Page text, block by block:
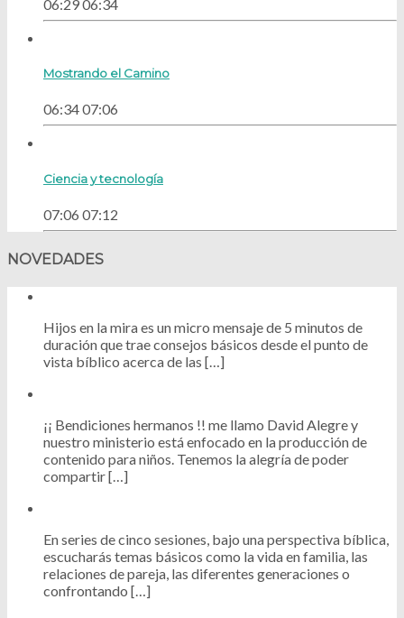
06:2906:34
Mostrando el Camino
06:3407:06
Ciencia y tecnología
07:06 07:12
NOVEDADES
Hijos en la mira es un micro mensaje de 5 minutos de
duración que trae consejos básicos desde el punto de
vista bíblico acerca de las […]
¡¡ Bendiciones hermanos !! me llamo David Alegre y
nuestro ministerio está enfocado en la producción de
contenido para niños. Tenemos la alegría de poder
compartir […]
En series de cinco sesiones, bajo una perspectiva bíblica,
escucharás temas básicos como la vida en familia, las
relaciones de pareja, las diferentes generaciones o
confrontando […]